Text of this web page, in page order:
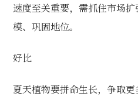
速度至关重要，需抓住市场
模、巩固地位。
好比
夏天植物要拼命生长，争取更